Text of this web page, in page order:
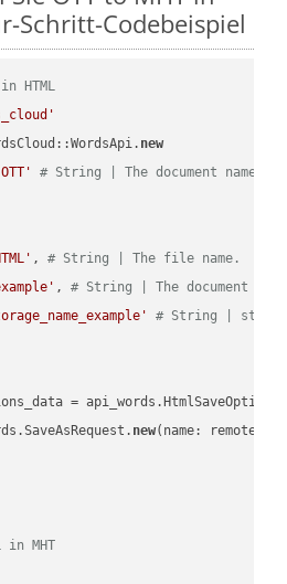
Schritt-Codebeispiel
HTML
new
# String | The document name.
, # String | The file name.
, # String | The document
# String |
=
new(name:
in MHT